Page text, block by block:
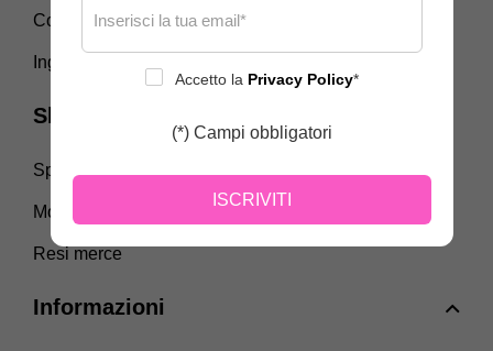
Come scegliere la taglia
Ingrosso
Shopping
Spedizioni e Pagamenti
Modulo di reso
Resi merce
Informazioni
Accetto la Privacy Policy*
(*) Campi obbligatori
ISCRIVITI